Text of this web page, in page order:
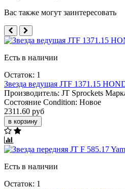
Вас также могут заинтересовать
Есть в наличии
Остаток: 1
Звезда ведущая JTF 1371.15
Производитель: JT Sprockets
Состояние Condition: Новое
2311.60 руб
в корзину
Есть в наличии
Остаток: 1